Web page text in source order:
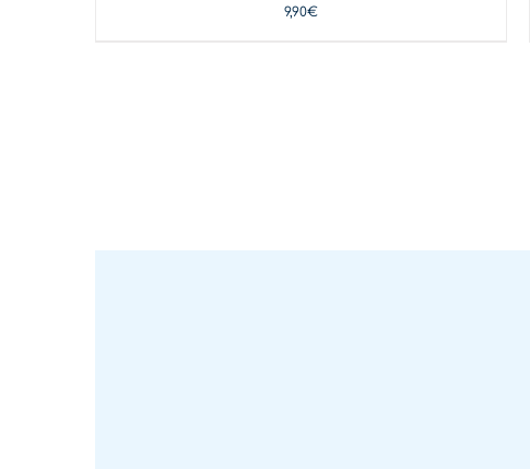
9,90€